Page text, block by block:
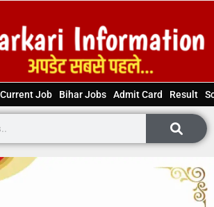
Current Job Bihar Jobs Admit Card Result